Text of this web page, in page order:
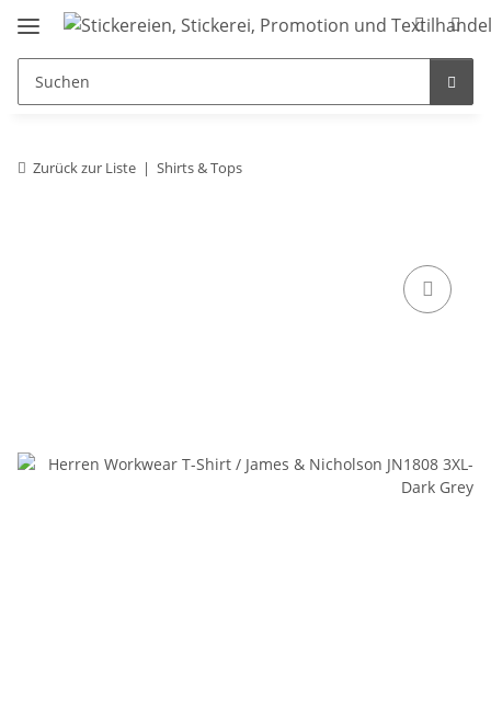
Zurück zur Liste Shirts & Tops